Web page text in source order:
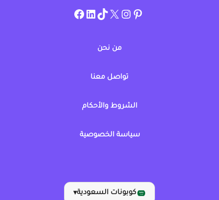
pinterest
allcouponat
twitter
TikTok
linkedin
facebook
من نحن
تواصل معنا
الشروط والأحكام
سياسة الخصوصية
كوبونات السعودية▾